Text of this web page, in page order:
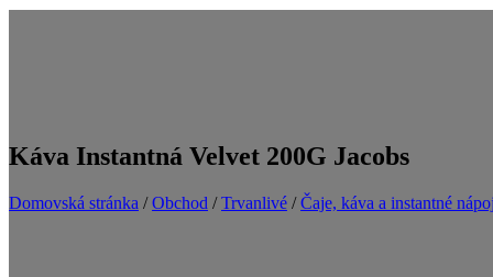
Káva Instantná Velvet 200G Jacobs
Domovská stránka /Obchod /Trvanlivé /Čaje, káva a instantné